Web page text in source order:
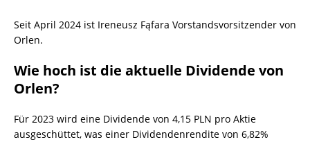
Seit April 2024 ist Ireneusz Fąfara Vorstandsvorsitzender von
Orlen.
Wie hoch ist die aktuelle Dividende von
Orlen?
Für 2023 wird eine Dividende von 4,15 PLN pro Aktie
ausgeschüttet, was einer Dividendenrendite von 6,82%